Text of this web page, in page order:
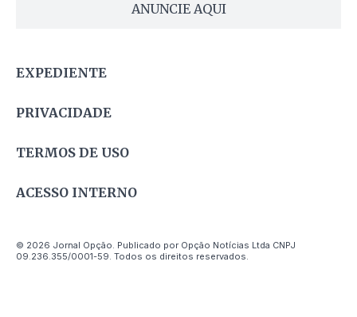
ANUNCIE AQUI
EXPEDIENTE
PRIVACIDADE
TERMOS DE USO
ACESSO INTERNO
© 2026 Jornal Opção. Publicado por Opção Notícias Ltda CNPJ
09.236.355/0001-59. Todos os direitos reservados.